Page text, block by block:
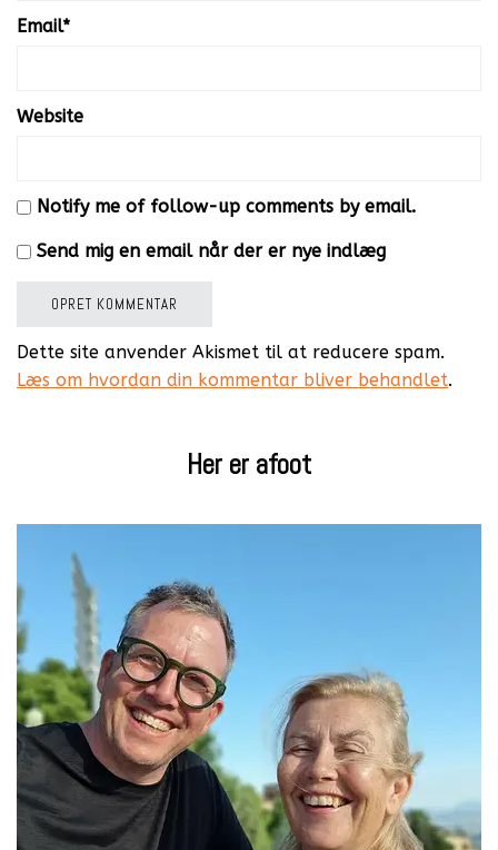
Email*
Website
Notify me of follow-up comments by email.
Send mig en email når der er nye indlæg
Dette site anvender Akismet til at reducere spam.
Læs om hvordan din kommentar bliver behandlet.
Her er afoot